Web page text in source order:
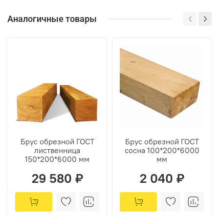
Аналогичные товары
Брус обрезной ГОСТ
лиственница
150*200*6000 мм
29 580 ₽
Брус обрезной ГОСТ
сосна 100*200*6000
мм
2 040 ₽